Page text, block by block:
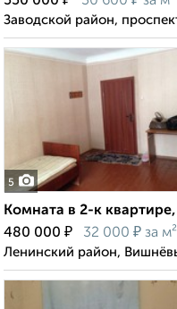
Заводской район,
5
Комната в 2-к
480 000 ₽ 32 000 ₽ за м²
Ленинский район,